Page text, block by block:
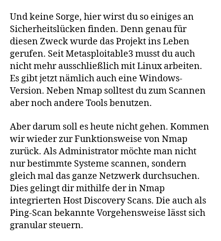
Und keine Sorge, hier wirst du so einiges an
Sicherheitslücken finden. Denn genau für
diesen Zweck wurde das Projekt ins Leben
gerufen. Seit Metasploitable3 musst du auch
nicht mehr ausschließlich mit Linux arbeiten.
Es gibt jetzt nämlich auch eine Windows-
Version. Neben Nmap solltest du zum Scannen
aber noch andere Tools benutzen.
Aber darum soll es heute nicht gehen. Kommen
wir wieder zur Funktionsweise von Nmap
zurück. Als Administrator möchte man nicht
nur bestimmte Systeme scannen, sondern
gleich mal das ganze Netzwerk durchsuchen.
Dies gelingt dir mithilfe der in Nmap
integrierten Host Discovery Scans. Die auch als
Ping-Scan bekannte Vorgehensweise lässt sich
granular steuern.